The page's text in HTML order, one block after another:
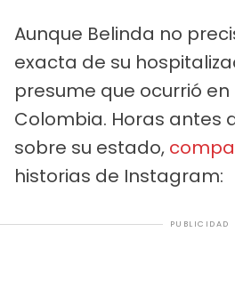
Aunque Belinda no
exacta de su
presume que ocurrió
Colombia. Horas antes
sobre su estado,
historias de Instagram:
PUBLICIDAD